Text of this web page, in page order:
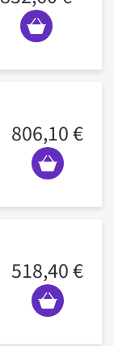
806,10 €
518,40 €